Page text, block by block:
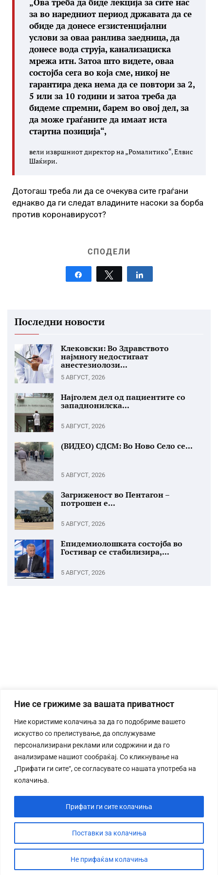
Ние се грижиме за вашата приватност
Ние користиме колачиња за да го подобриме вашето
искуство со прелистување, да опслужуваме
персонализирани реклами или содржини и да го
анализираме нашиот сообраќај. Со кликнување на
„Прифати ги сите“, се согласувате со нашата употреба на
колачиња.
Поставки за колачиња
Не прифаќам колачиња
Прифати ги сите колачиња
за во наредниот период државата да се
обиде да донесе егзистенцијални
услови за оваа ранлива заедница, да
донесе вода струја, канализациска
мрежа итн. Затоа што видете, оваа
состојба сега во која сме, никој не
гарантира дека нема да се повтори за 2,
5 или за 10 години и затоа треба да
бидеме спремни, барем во овој дел, за
да може граѓаните да имаат иста
стартна позиција“,
вели извршниот директор на „Ромалитико“, Елвис
Шаќири.
Дотогаш треба ли да се очекува сите граѓани
еднакво да ги следат владините насоки за борба
против коронавирусот?
СПОДЕЛИ
Tweet
Последни новости
Клековски: Во Здравството
најмногу недостигаат
анестезиолози...
5 АВГУСТ, 2026
Најголем дел од пациентите со
западнонилска...
5 АВГУСТ, 2026
(ВИДЕО) СДСМ: Во Ново Село се...
5 АВГУСТ, 2026
Загриженост во Пентагон –
потрошен е...
5 АВГУСТ, 2026
Епидемиолошката состојба во
Гостивар се стабилизира,...
5 АВГУСТ, 2026